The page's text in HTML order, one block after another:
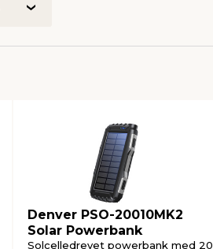
Denver PSO-20010MK2
Solar Powerbank
Solcelledrevet powerbank med 20